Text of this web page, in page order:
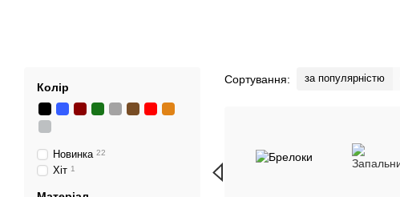
Сортування: за популярністю
Колір
Новинка 22
Хіт 1